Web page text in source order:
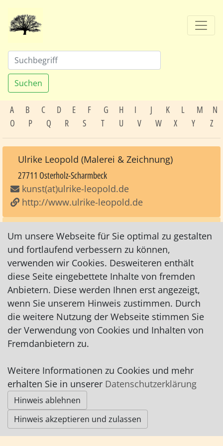
Suchen
A B C D E F G H I J K L M
N
O
P Q R S T U V W X Y Z
Ulrike Leopold (Malerei & Zeichnung)
27711 Osterholz-Scharmbeck
kunst(at)ulrike-leopold.de
http://www.ulrike-leopold.de
Impressum |Datenschutz|AGB
© Worpswede24 2015-2026
Um unsere Webseite für Sie optimal zu gestalten
und fortlaufend verbessern zu können,
verwenden wir Cookies. Desweiteren enthält
diese Seite eingebettete Inhalte von fremden
Anbietern. Diese werden Ihnen erst angezeigt,
wenn Sie unserem Hinweis zustimmen. Durch
die weitere Nutzung der Webseite stimmen Sie
der Verwendung von Cookies und Inhalten von
Fremdanbietern zu.
Weitere Informationen zu Cookies und mehr
erhalten Sie in unserer Datenschutzerklärung
Hinweis ablehnen
Hinweis akzeptieren und zulassen